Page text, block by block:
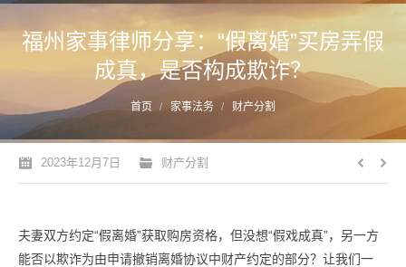
福州家事律师分享：“假离婚”买房弄假
成真，是否构成欺诈？
您的位置： 首页 家事法务 财产分割
2023年12月7日 财产分割
夫妻双方约定“假离婚”获取购房资格，但没想“假戏成真”，另一方
能否以欺诈为由申请撤销离婚协议中财产约定的部分？让我们一